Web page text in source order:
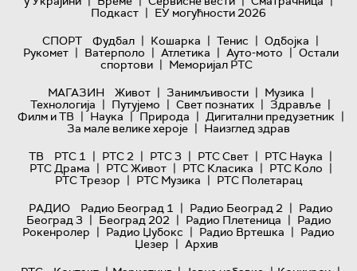
Подкаст | ЕУ могућности 2026
СПОРТ
Фудбал | Кошарка | Тенис | Одбојка |
Рукомет | Ватерполо | Атлетика | Ауто-мото | Остали
спортови | Меморијал РТС
МАГАЗИН
Живот | Занимљивости | Музика |
Технологијa | Путујемо | Свет познатих | Здравље |
Филм и ТВ | Наука | Природа | Дигитални предузетник |
За мале велике хероје | Наизглед здрав
ТВ
РТС 1 | РТС 2 | РТС 3 | РТС Свет | РТС Наука |
РТС Драма | РТС Живот | РТС Класика | РТС Коло |
РТС Трезор | РТС Музика | РТС Полетарац
РАДИО
Радио Београд 1 | Радио Београд 2 | Радио
Београд 3 | Београд 202 | Радио Плетеница | Радио
Рокенролер | Радио Џубокс | Радио Вртешка | Радио
Џезер | Архив